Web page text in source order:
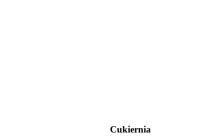
Cukiernia